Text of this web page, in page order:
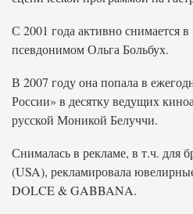
С 2001 года активно снимается
псевдонимом Ольга Больбух.
В 2007 году она попала в
России» в десятку ведущих
русской Моникой Белуччи.
Снималась в рекламе, в т.ч. для
(USA), рекламировала
DOLCE & GABBANA.